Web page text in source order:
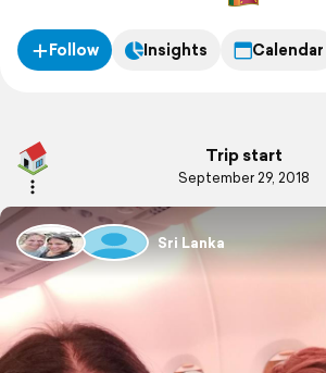
Follow Insights Calendar
Trip start
September 29, 2018
Sri Lanka